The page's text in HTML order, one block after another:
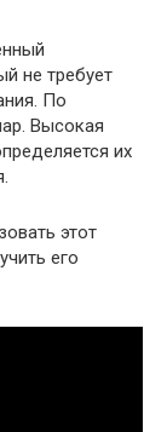
не требует
По
Высокая
их
этот
его